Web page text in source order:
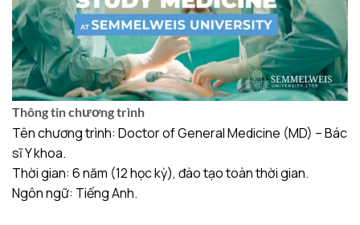
Thông tin chương trình
Tên chương trình: Doctor of General Medicine (MD) – Bác
sĩ Y khoa.
Thời gian: 6 năm (12 học kỳ), đào tạo toàn thời gian.
Ngôn ngữ: Tiếng Anh.